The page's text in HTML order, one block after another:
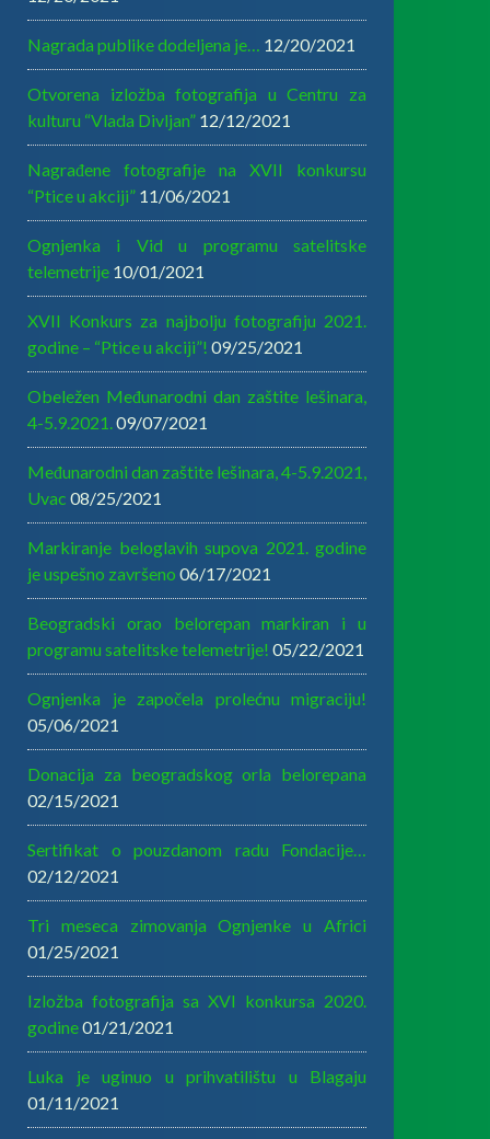
Nagrada publike dodeljena je… 12/20/2021
Otvorena izložba fotografija u Centru za
kulturu “Vlada Divljan” 12/12/2021
Nagrađene fotografije na XVII konkursu
“Ptice u akciji” 11/06/2021
Ognjenka i Vid u programu satelitske
telemetrije 10/01/2021
XVII Konkurs za najbolju fotografiju 2021.
godine – “Ptice u akciji”! 09/25/2021
Obeležen Međunarodni dan zaštite lešinara,
4-5.9.2021. 09/07/2021
Međunarodni dan zaštite lešinara, 4-5.9.2021,
Uvac 08/25/2021
Markiranje beloglavih supova 2021. godine
je uspešno završeno 06/17/2021
Beogradski orao belorepan markiran i u
programu satelitske telemetrije! 05/22/2021
Ognjenka je započela prolećnu migraciju!
05/06/2021
Donacija za beogradskog orla belorepana
02/15/2021
Sertifikat o pouzdanom radu Fondacije…
02/12/2021
Tri meseca zimovanja Ognjenke u Africi
01/25/2021
Izložba fotografija sa XVI konkursa 2020.
godine01/21/2021
Luka je uginuo u prihvatilištu u Blagaju
01/11/2021